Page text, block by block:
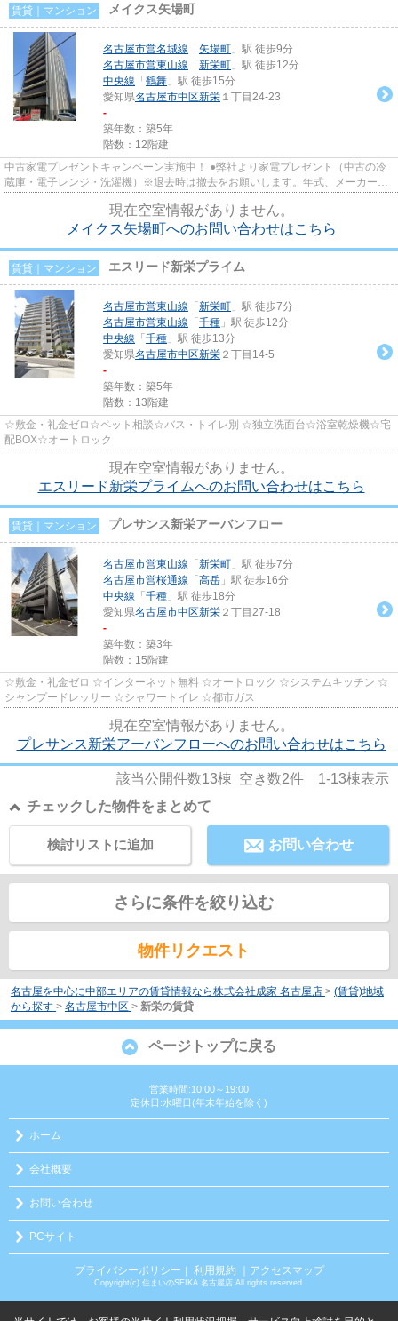
賃貸｜マンション メイクス矢場町
名古屋市営名城線 「 矢場町 」駅 徒歩9分
名古屋市営東山線 「 新栄町 」駅 徒歩12分
中央線 「 鶴舞 」駅 徒歩15分
愛知県名古屋市中区新栄 １丁目24-23
-
築年数：築5年
階数：12階建
中古家電プレゼントキャンペーン実施中！ ●弊社より家電プレゼント（中古の冷
蔵庫・電子レンジ・洗濯機）※退去時は撤去をお願いします。年式、メーカーの
現在空室情報がありません。
メイクス矢場町へのお問い合わせはこちら
賃貸｜マンション エスリード新栄プライム
名古屋市営東山線 「 新栄町 」駅 徒歩7分
名古屋市営東山線 「 千種 」駅 徒歩12分
中央線 「 千種 」駅 徒歩13分
愛知県名古屋市中区新栄 ２丁目14-5
-
築年数：築5年
階数：13階建
☆敷金・礼金ゼロ☆ペット相談☆バス・トイレ別 ☆独立洗面台☆浴室乾燥機☆宅
配BOX☆オートロック
現在空室情報がありません。
エスリード新栄プライムへのお問い合わせはこちら
賃貸｜マンション プレサンス新栄アーバンフロー
名古屋市営東山線 「 新栄町 」駅 徒歩7分
名古屋市営桜通線 「 高岳 」駅 徒歩16分
中央線 「 千種 」駅 徒歩18分
愛知県名古屋市中区新栄 ２丁目27-18
-
築年数：築3年
階数：15階建
☆敷金・礼金ゼロ ☆インターネット無料 ☆オートロック ☆システムキッチン ☆
シャンプードレッサー ☆シャワートイレ ☆都市ガス
現在空室情報がありません。
プレサンス新栄アーバンフローへのお問い合わせはこちら
該当公開件数13棟 空き数2件 1-13棟表示
チェックした物件をまとめて
お問い合わせ
検討リストに追加
さらに条件を絞り込む
物件リクエスト
名古屋を中心に中部エリアの賃貸情報なら株式会社成家 名古屋店 > (賃貸)地域
から探す > 名古屋市中区 > 新栄の賃貸
ページトップに戻る
営業時間:10:00～19:00
定休日:水曜日(年末年始を除く)
ホーム
会社概要
お問い合わせ
PCサイト
プライバシーポリシー ｜ 利用規約 ｜アクセスマップ
Copyright(c) 住まいのSEIKA 名古屋店 All rights reserved.